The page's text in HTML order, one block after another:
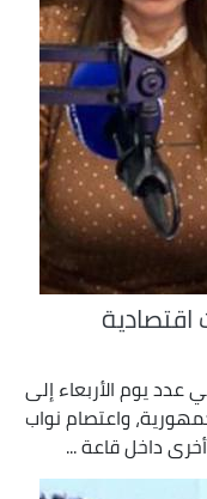
يوم الأربعاء إلى
واعتصام نواب
داخل قاعة ...